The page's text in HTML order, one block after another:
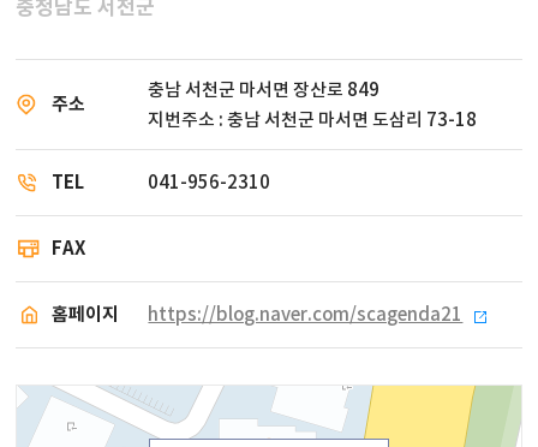
충청남도 서천군
주소
충남 서천군 마서면 장산로 849
지번주소 : 충남 서천군 마서면 도삼리 73-18
TEL 041-956-2310
FAX
홈페이지 https://blog.naver.com/scagenda21